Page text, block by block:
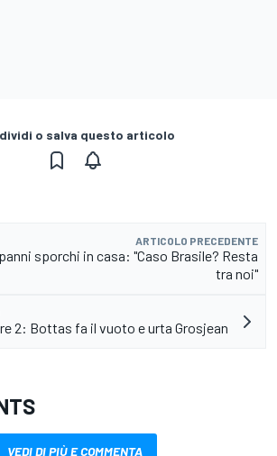
o salva questo articolo
ARTICOLO PRECEDENTE
sporchi in casa: "Caso Brasile? Resta
tra noi"
2: Bottas fa il vuoto e urta Grosjean
VEDI DI PIÙ E COMMENTA